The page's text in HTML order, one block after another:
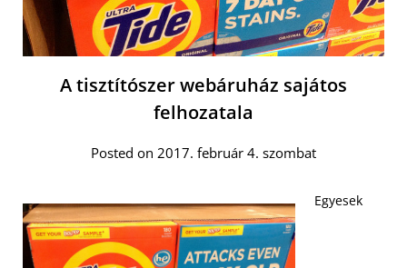
A tisztítószer webáruház sajátos
felhozatala
Posted on 2017. február 4. szombat
Egyesek